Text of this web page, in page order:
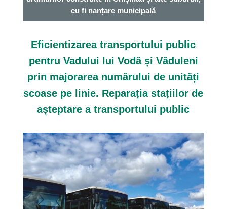
cu fi nanțare municipală
Eficientizarea transportului public
pentru Vadului lui Vodă și Văduleni
prin majorarea numărului de unități
scoase pe linie. Reparația stațiilor de
așteptare a transportului public